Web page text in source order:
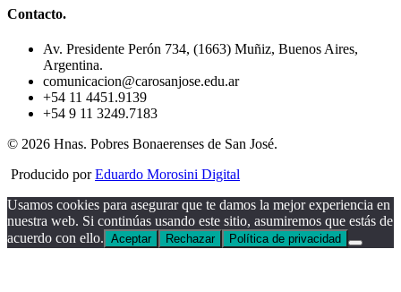
Contacto.
Av. Presidente Perón 734, (1663) Muñiz, Buenos Aires,
Argentina.
comunicacion@carosanjose.edu.ar
+54 11 4451.9139
+54 9 11 3249.7183
© 2026 Hnas. Pobres Bonaerenses de San José.
Producido porEduardo Morosini Digital
Usamos cookies para asegurar que te damos la mejor experiencia en
nuestra web. Si continúas usando este sitio, asumiremos que estás de
acuerdo con ello. Aceptar Rechazar Política de privacidad